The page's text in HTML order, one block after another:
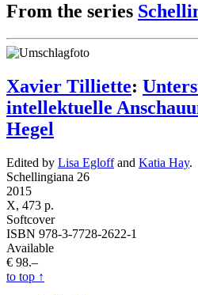
From the series
Xavier Tilliette:
intellektuelle
Hegel
Edited by Lisa Egloffand Katia Hay.
Schellingiana 26
2015
X, 473 p.
Softcover
ISBN 978-3-7728-2622-1
Available
€ 98.–
to top ↑